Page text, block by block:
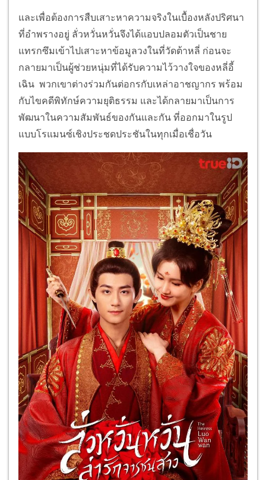
และเพื่อต้องการสืบเสาะหาความจริงในเบื้องหลังปริศนา
ที่อำพรางอยู่ ลั่วหวั่นหวั่นจึงได้แอบปลอมตัวเป็นชาย
แทรกซึมเข้าไปเสาะหาข้อมูลวงในที่วัดต้าหลี่ ก่อนจะ
กลายมาเป็นผู้ช่วยหนุ่มที่ได้รับความไว้วางใจของหลี่อี้
เฉิน พวกเขาต่างร่วมกันต่อกรกับเหล่าอาชญากร พร้อม
กับไขคดีพิทักษ์ความยุติธรรม และได้กลายมาเป็นการ
พัฒนาในความสัมพันธ์ของกันและกัน ที่ออกมาในรูป
แบบโรแมนซ์เชิงประชดประชันในทุกเมื่อเชื่อวัน